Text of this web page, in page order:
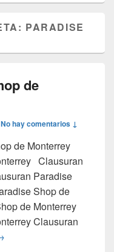
PARADISE
de
No hay comentarios ↓
de Monterrey
Clausuran
Paradise
Shop de
de Monterrey
Clausuran
Paradise Shop